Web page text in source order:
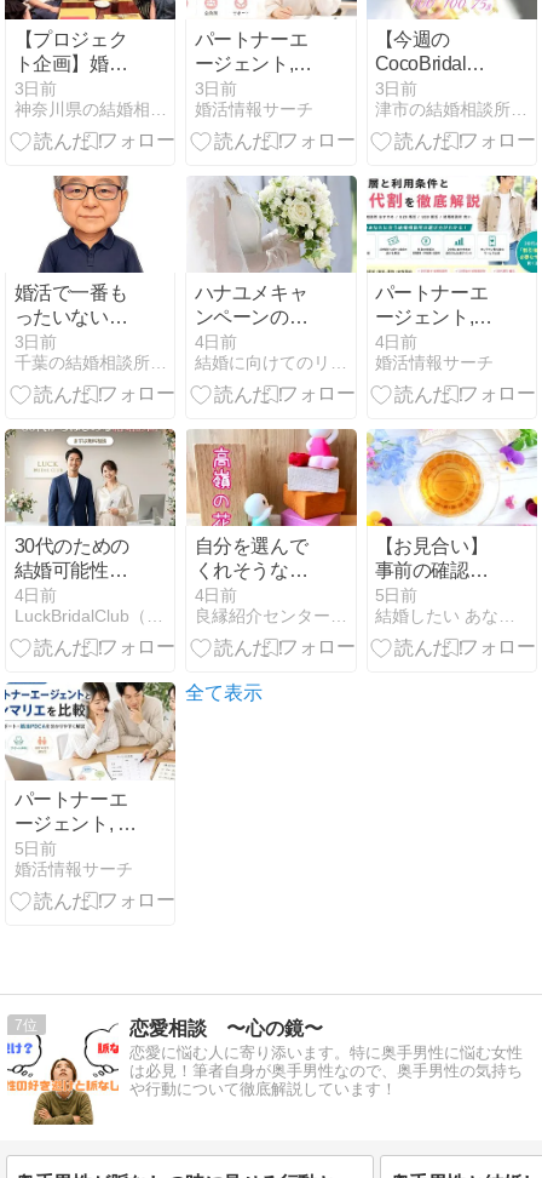
【プロジェク
ト企画】婚活
× マネーセミ
ナーの募集開
始
3日前
神奈川県の結婚相談所☆マリアージュ.com
パートナーエ
ージェント,
IBJメンバー
ズ, エン婚活エ
ージェント, サ
オーレの30代
女性とおすす
め・女性を徹
底解説
3日前
婚活情報サーチ
【今週の
CocoBridal】
8/1〜8/7 会員
様 活動報告✨
3日前
津市の結婚相談所なら結婚相談所CocoBridal
婚活で一番も
ったいないの
は「あきらめ
ること」《婚
活男性の成長
⑭》
3日前
千葉の結婚相談所「アシストワン船橋」サトウから！
ハナユメキャ
ンペーンの最
新・過去の式
場・指輪キャ
ンペーン一
いなどの注意
点
4日前
結婚に向けてのリアル準備情報を紹介
パートナーエ
ージェント,
IBJメンバー
ズ, エン婚活エ
ージェント, サ
オーレの年齢
層と利用条件
と20代割を徹
底解説
4日前
婚活情報サーチ
30代のための
結婚可能性診
断｜ラックブ
ライダルクラ
ブ
4日前
LuckBridalClub（結婚相談所）
自分を選んで
くれそうな相
手をターゲッ
トにする戦略
4日前
良縁紹介センター@香川県の結婚相談所−仲人ブログ
【お見合い】
事前の確認・
よくある質
問・大切な心
構えについて
5日前
結婚したい あなたの気持ちを大切に 名古屋の結婚相談所ブーケ
パートナーエ
ージェント, サ
ンマリエの比
較・選び方と
婚活PDCAを
5日前
婚活情報サーチ
全て表示
7 恋愛相談 〜心の鏡〜
恋愛に悩む人に寄り添います。特に奥手男性に悩む女性
は必見！筆者自身が奥手男性なので、奥手男性の気持ち
や行動について徹底解説しています！